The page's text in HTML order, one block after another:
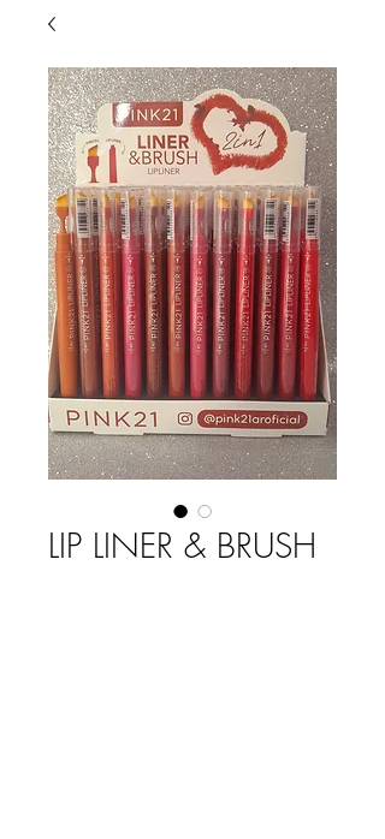
LIP LINER & BRUSH